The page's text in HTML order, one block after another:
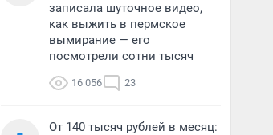
записала шуточное видео,
как выжить в пермское
вымирание — его
посмотрели сотни тысяч
16 056 23
От 140 тысяч рублей в месяц: